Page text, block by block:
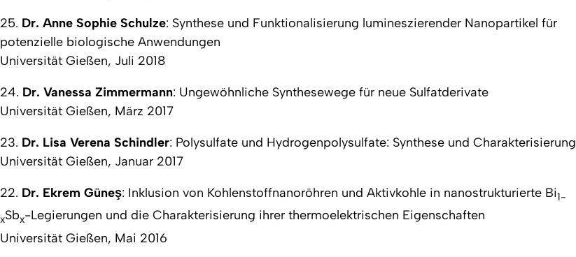
25. Dr. Anne Sophie Schulze: Synthese und Funktionalisierung lumineszierender Nanopartikel für
potenzielle biologische Anwendungen
Universität Gießen, Juli 2018
24. Dr. Vanessa Zimmermann: Ungewöhnliche Synthesewege für neue Sulfatderivate
Universität Gießen, März 2017
23. Dr. Lisa Verena Schindler: Polysulfate und Hydrogenpolysulfate: Synthese und Charakterisierung
Universität Gießen, Januar 2017
22. Dr. Ekrem Güneş: Inklusion von Kohlenstoffnanoröhren und Aktivkohle in nanostrukturierte Bi1-
xSbx-Legierungen und die Charakterisierung ihrer thermoelektrischen Eigenschaften
Universität Gießen, Mai 2016